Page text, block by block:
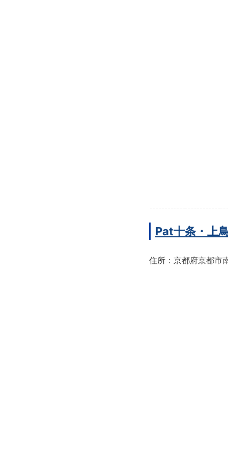
Pat十条・上
住所：京都府京都市